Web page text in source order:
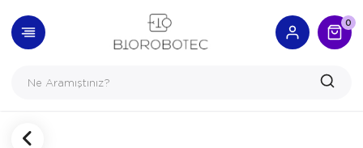
0
GERI DÖN
Bionic Robot